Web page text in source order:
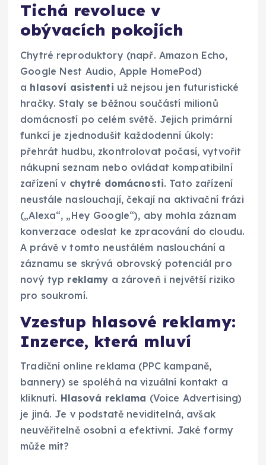
Tichá revoluce v
obývacích pokojích
Chytré reproduktory (např. Amazon Echo,
Google Nest Audio, Apple HomePod)
a hlasoví asistenti už nejsou jen futuristické
hračky. Staly se běžnou součástí milionů
domácností po celém světě. Jejich primární
funkcí je zjednodušit každodenní úkoly:
přehrát hudbu, zkontrolovat počasí, vytvořit
nákupní seznam nebo ovládat kompatibilní
zařízení v chytré domácnosti. Tato zařízení
neustále naslouchají, čekají na aktivační frázi
(„Alexa“, „Hey Google“), aby mohla záznam
konverzace odeslat ke zpracování do cloudu.
A právě v tomto neustálém naslouchání a
záznamu se skrývá obrovský potenciál pro
nový typ reklamy a zároveň i největší riziko
pro soukromí.
Vzestup hlasové reklamy:
Inzerce, která mluví
Tradiční online reklama (PPC kampaně,
bannery) se spoléhá na vizuální kontakt a
kliknutí. Hlasová reklama (Voice Advertising)
je jiná. Je v podstatě neviditelná, avšak
neuvěřitelně osobní a efektivní. Jaké formy
může mít?